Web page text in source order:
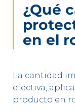
¿Qué
en el
La cantidad
efectiva,
producto en